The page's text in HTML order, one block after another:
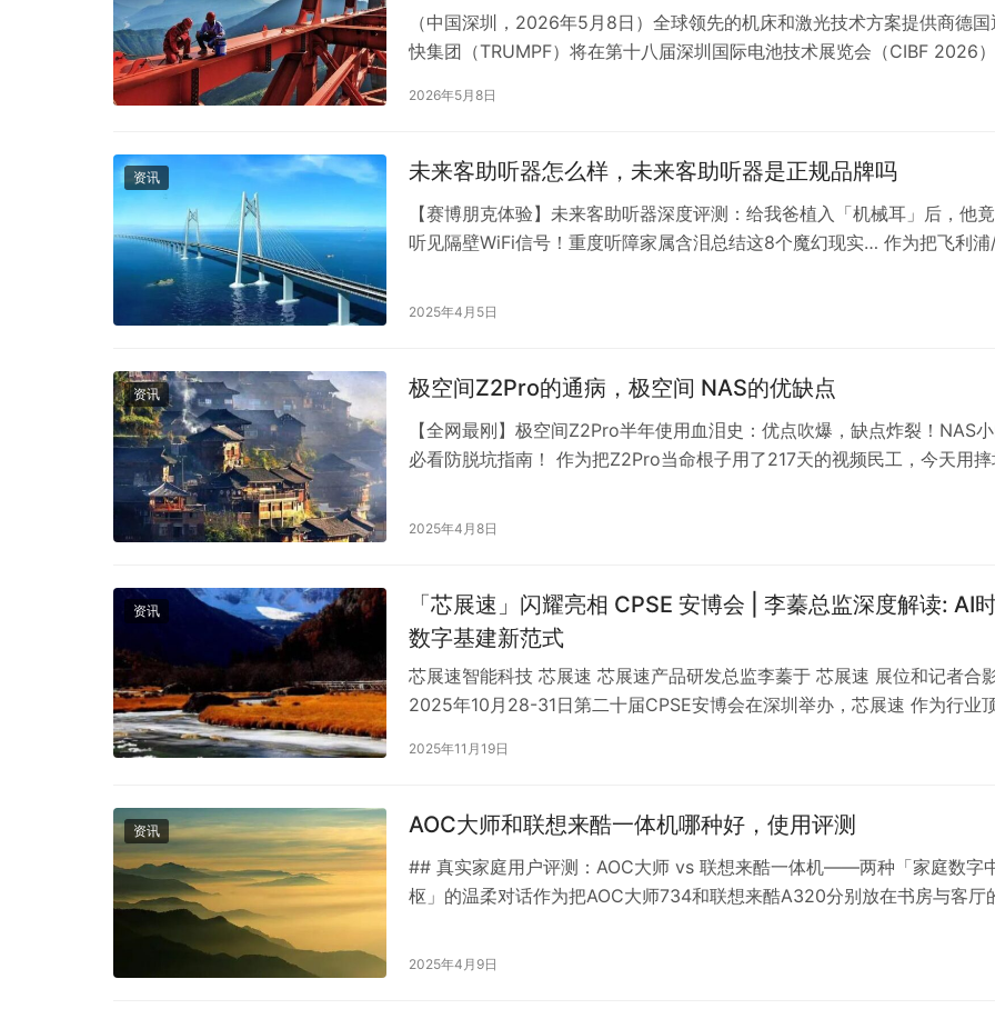
（中国深圳，2026年5月8日）全球领先的机床和激光技术方案提供商德国
快集团（TRUMPF）将在第十八届深圳国际电池技术展览会（CIBF 2026）
迈向量产元年、钠离子电池加速商业化产业变革浪潮中，通快致力于以高
2026年5月8日
资讯 未来客助听器怎么样，未来客助听器是正规品牌吗
【赛博朋克体验】未来客助听器深度评测：给我爸植入「机械耳」后，他
听见隔壁WiFi信号！重度听障家属含泪总结这8个魔幻现实… 作为把飞利浦
我瞳孔地震——这玩意儿竟然把脑机接口+AI健康监测+环境改造全塞进耳朵
2025年4月5日
资讯 极空间Z2Pro的通病，极空间 NAS的优缺点
【全网最刚】极空间Z2Pro半年使用血泪史：优点吹爆，缺点炸裂！NAS
必看防脱坑指南！ 作为把Z2Pro当命根子用了217天的视频民工，今天用
2025年4月8日
资讯
「芯展速」闪耀亮相 CPSE 安博会 | 李蓁总监深度解读: AI
数字基建新范式
芯展速智能科技 芯展速 芯展速产品研发总监李蓁于 芯展速 展位和记者合
2025年10月28-31日第二十届CPSE安博会在深圳举办，芯展速 作为行业
量。在10月29日举办的【2025世界数字城市大会｜智能算力应用及产业
2025年11月19日
资讯 AOC大师和联想来酷一体机哪种好，使用评测
## 真实家庭用户评测：AOC大师 vs 联想来酷一体机——两种「家庭数字
枢」的温柔对话作为把AOC大师734和联想来酷A320分别放在书房与客厅
据，分享两种不同思路的一体机如何用各自优势融入家庭生活。（文末含「
2025年4月9日